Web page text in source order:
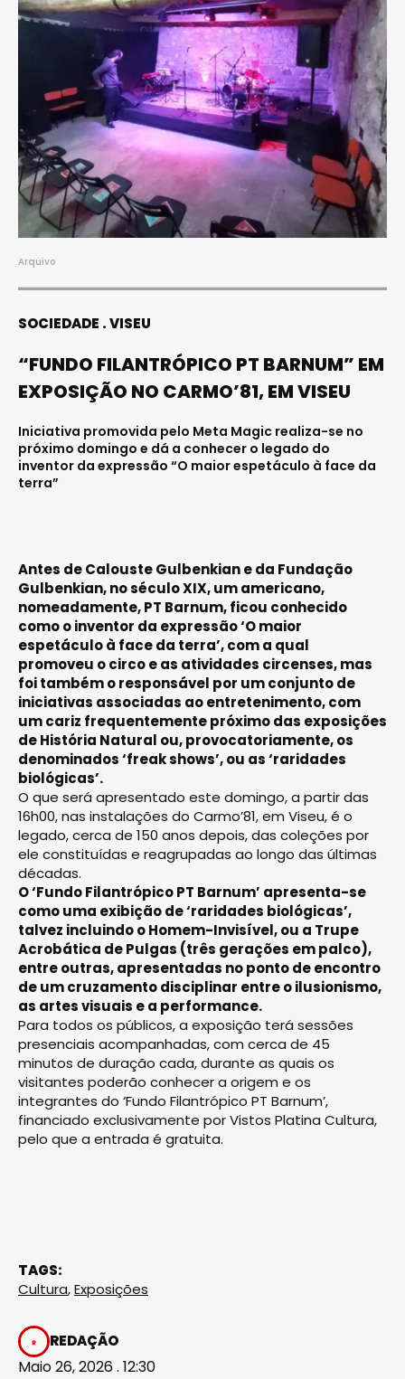
Arquivo
SOCIEDADE VISEU
“FUNDO FILANTRÓPICO PT BARNUM” EM
EXPOSIÇÃO NO CARMO’81, EM VISEU
Iniciativa promovida pelo Meta Magic realiza-se no
próximo domingo e dá a conhecer o legado do
inventor da expressão “O maior espetáculo à face da
terra”
Antes de Calouste Gulbenkian e da Fundação
Gulbenkian, no século XIX, um americano,
nomeadamente, PT Barnum, ficou conhecido
como o inventor da expressão ‘O maior
espetáculo à face da terra’, com a qual
promoveu o circo e as atividades circenses, mas
foi também o responsável por um conjunto de
iniciativas associadas ao entretenimento, com
um cariz frequentemente próximo das exposições
de História Natural ou, provocatoriamente, os
denominados ‘freak shows’, ou as ‘raridades
biológicas’.
O que será apresentado este domingo, a partir das
16h00, nas instalações do Carmo’81, em Viseu, é o
legado, cerca de 150 anos depois, das coleções por
ele constituídas e reagrupadas ao longo das últimas
décadas.
O ‘Fundo Filantrópico PT Barnum’ apresenta-se
como uma exibição de ‘raridades biológicas’,
talvez incluindo o Homem-Invisível, ou a Trupe
Acrobática de Pulgas (três gerações em palco),
entre outras, apresentadas no ponto de encontro
de um cruzamento disciplinar entre o ilusionismo,
as artes visuais e a performance.
Para todos os públicos, a exposição terá sessões
presenciais acompanhadas, com cerca de 45
minutos de duração cada, durante as quais os
visitantes poderão conhecer a origem e os
integrantes do ‘Fundo Filantrópico PT Barnum’,
financiado exclusivamente por Vistos Platina Cultura,
pelo que a entrada é gratuita.
TAGS:
Cultura,Exposições
REDAÇÃO
Maio 26, 2026 . 12:30